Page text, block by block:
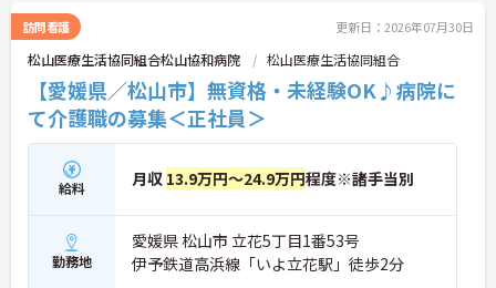
訪問看護 更新日：2026年07月30日
松山医療生活協同組合松山協和病院 松山医療生活協同組合
【愛媛県／松山市】無資格・未経験OK♪病院に
て介護職の募集＜正社員＞
給料 月収 13.9万円～24.9万円程度※諸手当別
勤務地
愛媛県 松山市 立花5丁目1番53号
伊予鉄道高浜線「いよ立花駅」徒歩2分